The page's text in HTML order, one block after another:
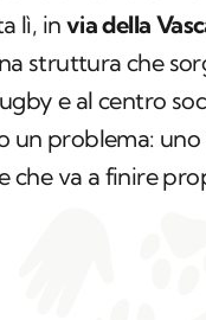
lì, in via della
struttura che
e al centro
un problema:
che va a finire